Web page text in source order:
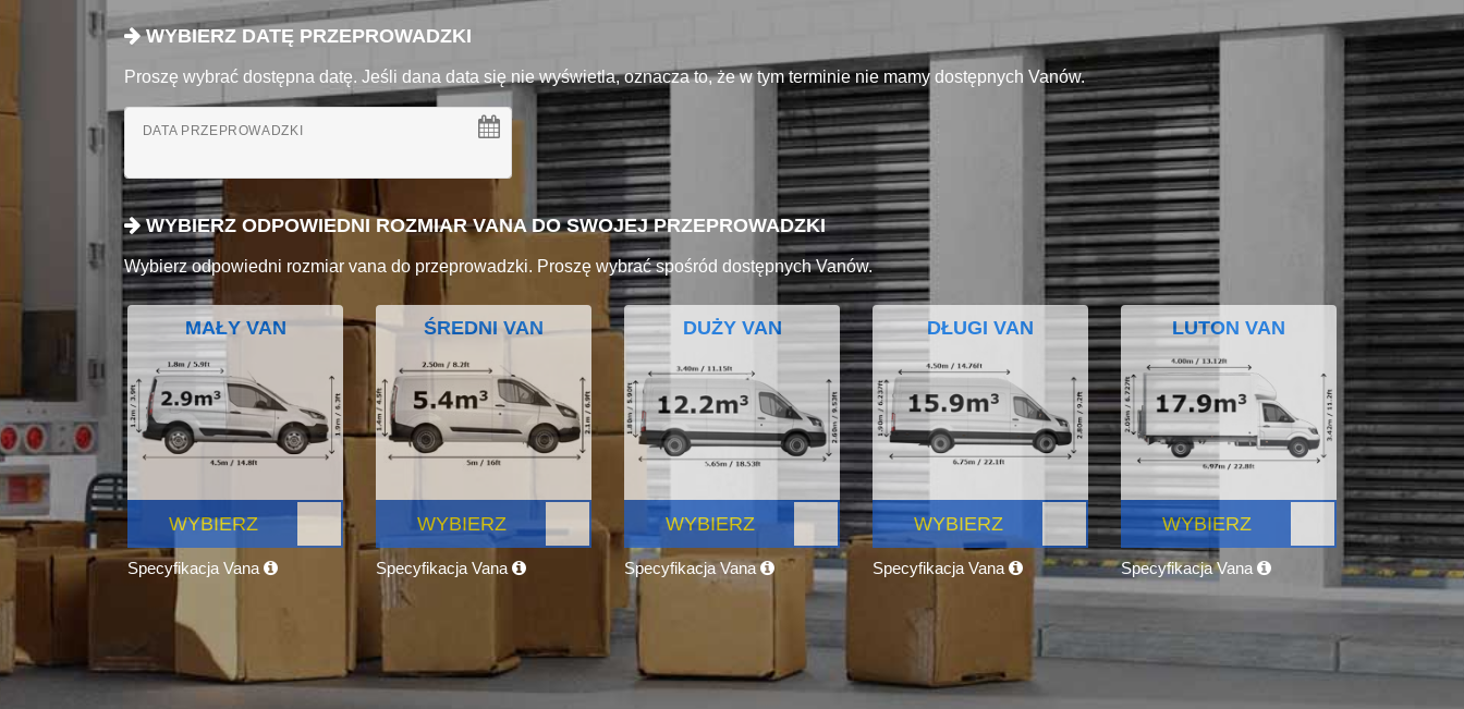
WYBIERZ DATĘ PRZEPROWADZKI
Proszę wybrać dostępna datę. Jeśli dana data się nie wyświetla, oznacza to, że w tym terminie nie mamy dostępnych Vanów.
DATA PRZEPROWADZKI
WYBIERZ ODPOWIEDNI ROZMIAR VANA DO SWOJEJ PRZEPROWADZKI
Wybierz odpowiedni rozmiar vana do przeprowadzki. Proszę wybrać spośród dostępnych Vanów.
MAŁY VAN
WYBIERZ
Specyfikacja Vana
ŚREDNI VAN
WYBIERZ
Specyfikacja Vana
DUŻY VAN
WYBIERZ
Specyfikacja Vana
DŁUGI VAN
WYBIERZ
Specyfikacja Vana
LUTON VAN
WYBIERZ
Specyfikacja Vana